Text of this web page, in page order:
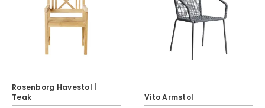
Rosenborg Havestol |
Teak
Vito Armstol